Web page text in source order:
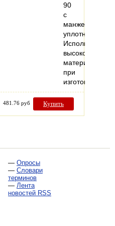
90
с
манжетным
уплотнением.
Использование
материалов
при
изготовлении…
481.76 руб Купить
— Опросы
— Словари
терминов
— Лента
новостей RSS